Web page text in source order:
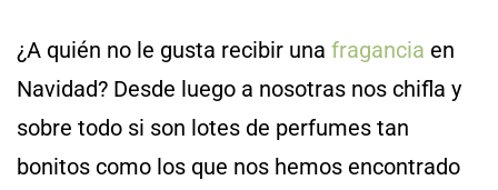
¿A quién no le gusta recibir una fragancia en
Navidad? Desde luego a nosotras nos chifla y
sobre todo si son lotes de perfumes tan
bonitos como los que nos hemos encontrado